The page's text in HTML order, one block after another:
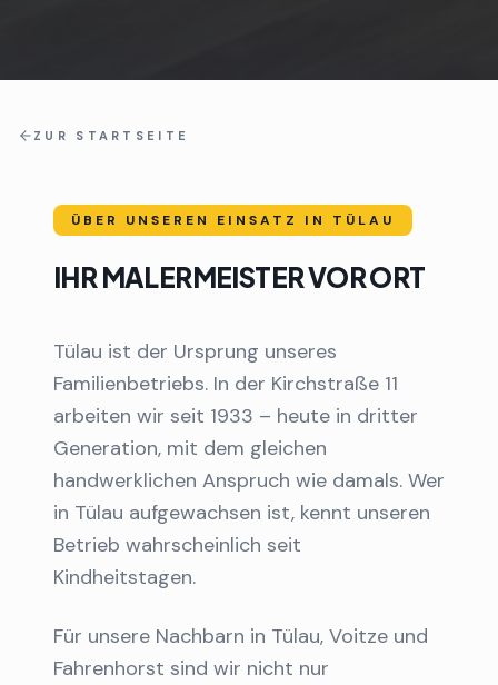
ZUR STARTSEITE
ÜBER UNSEREN EINSATZ IN TÜLAU
IHR MALERMEISTER VOR ORT
Tülau ist der Ursprung unseres
Familienbetriebs. In der Kirchstraße 11
arbeiten wir seit 1933 – heute in dritter
Generation, mit dem gleichen
handwerklichen Anspruch wie damals. Wer
in Tülau aufgewachsen ist, kennt unseren
Betrieb wahrscheinlich seit
Kindheitstagen.
Für unsere Nachbarn in Tülau, Voitze und
Fahrenhorst sind wir nicht nur